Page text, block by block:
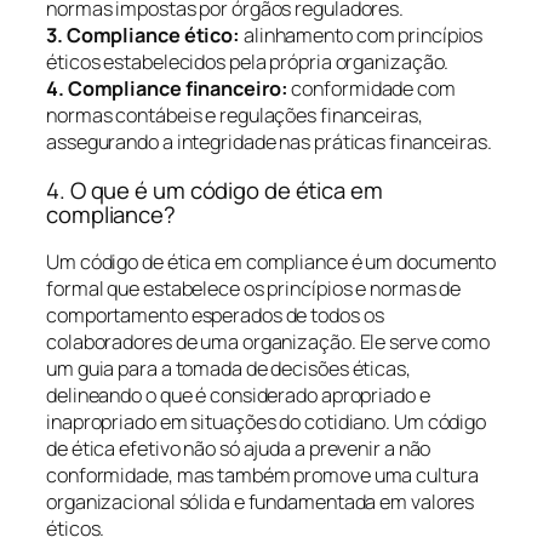
normas impostas por órgãos reguladores.
3. Compliance ético: alinhamento com princípios
éticos estabelecidos pela própria organização.
4. Compliance financeiro:conformidade com
normas contábeis e regulações financeiras,
assegurando a integridade nas práticas financeiras.
4. O que é um código de ética em
compliance?
Um código de ética em compliance é um documento
formal que estabelece os princípios e normas de
comportamento esperados de todos os
colaboradores de uma organização. Ele serve como
um guia para a tomada de decisões éticas,
delineando o que é considerado apropriado e
inapropriado em situações do cotidiano. Um código
de ética efetivo não só ajuda a prevenir a não
conformidade, mas também promove uma cultura
organizacional sólida e fundamentada em valores
éticos.